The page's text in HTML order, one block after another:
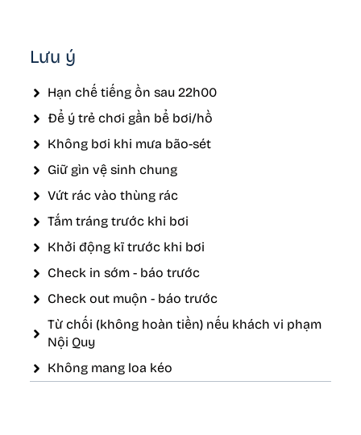
Lưu ý
Hạn chế tiếng ồn sau 22h00
Để ý trẻ chơi gần bể bơi/hồ
Không bơi khi mưa bão-sét
Giữ gìn vệ sinh chung
Vứt rác vào thùng rác
Tắm tráng trước khi bơi
Khởi động kĩ trước khi bơi
Check in sớm - báo trước
Check out muộn - báo trước
Từ chối (không hoàn tiền) nếu khách vi phạm
Nội Quy
Không mang loa kéo